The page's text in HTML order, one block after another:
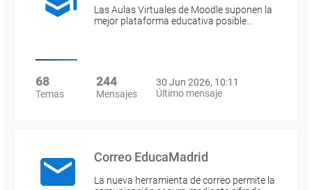
Las Aulas Virtuales de Moodle suponen la
mejor plataforma educativa posible…
68
Temas
244
Mensajes
30 Jun 2026, 10:11
Último mensaje
Correo EducaMadrid
La nueva herramienta de correo permite la